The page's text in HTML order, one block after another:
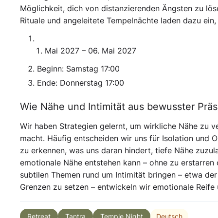
Möglichkeit, dich von distanzierenden Ängsten zu
Rituale und angeleitete Tempelnächte laden dazu
Mai 2027 – 06. Mai 2027
Beginn: Samstag 17:00
Ende: Donnerstag 17:00
Wie Nähe und Intimität aus bewusster
Wir haben Strategien gelernt, um wirkliche Nähe zu
macht. Häufig entscheiden wir uns für Isolation und
zu erkennen, was uns daran hindert, tiefe Nähe
emotionale Nähe entstehen kann – ohne zu
subtilen Themen rund um Intimität bringen – etwa
Grenzen zu setzen – entwickeln wir emotionale Reife
Retreat Tantra Temple Night Deutsch